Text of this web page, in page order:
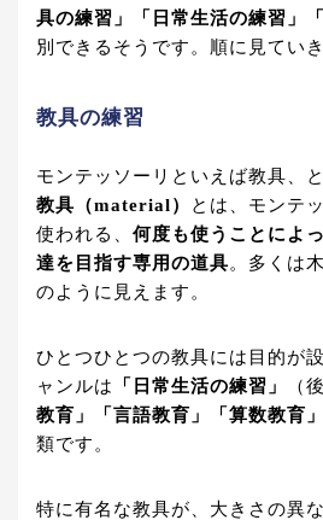
具の練習」「日常生活の練習」
別できるそうです。順に見てい
教具の練習
モンテッソーリといえば教具、
教具（material）
とは、モンテ
使われる、 何度も使うことによ
達を目指す専用の道具。多くは
のように見えます。
ひとつひとつの教具には目的が
ャンルは
「日常生活の練習」 （
教育」「言語教育」「算数教育
類です。
特に有名な教具が、大きさの異